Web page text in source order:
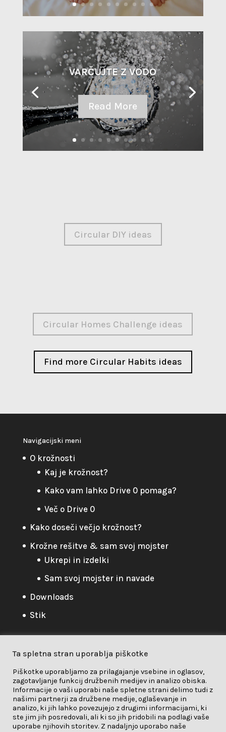
VARČUJTE Z VODO
Read More
Circular DIY ideas
Circular Homes Challenge ideas
Find more Circular Habits ideas
Navigacijski meni
O krožnosti
Kaj je krožnost?
Kako vam lahko Drive 0 pomaga?
Več o Drive 0
Kako doseči večjo krožnost?
Krožne rešitve & sam svoj mojster
Ukrepi in izdelki
Sam svoj mojster in navade
Downloads
Stik
Pravilnik o zasebnosti
Pravilnik o zasebnosti /Piškotki/
Odgovornost
Ta spletna stran uporablja piškotke
Piškotke uporabljamo za prilagajanje vsebine in oglasov,
zagotavljanje funkcij družbenih medijev in analizo obiska.
Informacije o vaši uporabi naše spletne strani delimo tudi z
našimi partnerji za družbene medije, oglaševanje in
analizo, ki jih lahko povezujejo z drugimi informacijami, ki
ste jim jih posredovali, ali ki so jih pridobili na podlagi vaše
uporabe njihovih storitev. Z nadaljnjo uporabo naše